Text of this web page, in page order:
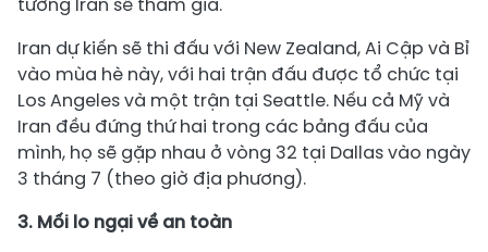
Iran dự kiến sẽ thi đấu với New Zealand, Ai Cập và Bỉ
vào mùa hè này, với hai trận đấu được tổ chức tại
Los Angeles và một trận tại Seattle. Nếu cả Mỹ và
Iran đều đứng thứ hai trong các bảng đấu của
mình, họ sẽ gặp nhau ở vòng 32 tại Dallas vào ngày
3 tháng 7 (theo giờ địa phương).
3. Mối lo ngại về an toàn